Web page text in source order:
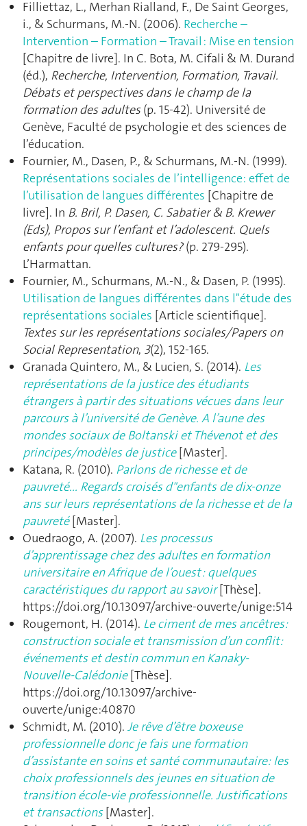
Filliettaz, L., Merhan Rialland, F., De Saint Georges,
i., & Schurmans, M.-N. (2006). Recherche –
Intervention – Formation – Travail : Mise en tension
[Chapitre de livre]. In C. Bota, M. Cifali & M. Durand
(éd.), Recherche, Intervention, Formation, Travail.
Débats et perspectives dans le champ de la
formation des adultes(p. 15‑42). Université de
Genève, Faculté de psychologie et des sciences de
l’éducation.
Fournier, M., Dasen, P., & Schurmans, M.-N. (1999).
Représentations sociales de l’intelligence: effet de
l’utilisation de langues différentes [Chapitre de
livre]. In B. Bril, P. Dasen, C. Sabatier & B. Krewer
(Eds), Propos sur l’enfant et l’adolescent. Quels
enfants pour quelles cultures?(p. 279‑295).
L’Harmattan.
Fournier, M., Schurmans, M.-N., & Dasen, P. (1995).
Utilisation de langues différentes dans l"étude des
représentations sociales [Article scientifique].
Textes sur les représentations sociales/Papers on
Social Representation, 3(2), 152‑165.
Granada Quintero, M., & Lucien, S. (2014). Les
représentations de la justice des étudiants
étrangers à partir des situations vécues dans leur
parcours à l’université de Genève. A l’aune des
mondes sociaux de Boltanski et Thévenot et des
principes/modèles de justice[Master].
Katana, R. (2010). Parlons de richesse et de
pauvreté... Regards croisés d"enfants de dix-onze
ans sur leurs représentations de la richesse et de la
pauvreté[Master].
Ouedraogo, A. (2007). Les processus
d’apprentissage chez des adultes en formation
universitaire en Afrique de l’ouest : quelques
caractéristiques du rapport au savoir[Thèse].
https://doi.org/10.13097/archive-ouverte/unige:514
Rougemont, H. (2014). Le ciment de mes ancêtres:
construction sociale et transmission d’un conflit:
événements et destin commun en Kanaky-
Nouvelle-Calédonie[Thèse].
https://doi.org/10.13097/archive-
ouverte/unige:40870
Schmidt, M. (2010). Je rêve d’être boxeuse
professionnelle donc je fais une formation
d’assistante en soins et santé communautaire: les
choix professionnels des jeunes en situation de
transition école-vie professionnelle. Justifications
et transactions[Master].